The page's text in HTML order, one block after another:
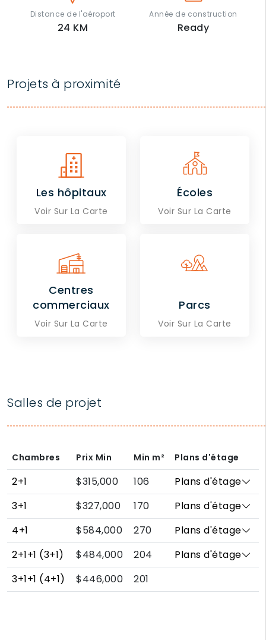
Distance de l'aéroport
24 KM
Année de construction
Ready
Projets à proximité
Les hôpitaux
Voir Sur La Carte
Écoles
Voir Sur La Carte
Centres
commerciaux
Voir Sur La Carte
Parcs
Voir Sur La Carte
Salles de projet
Chambres Prix Min Min m² Plans d'étage
2+1 $315,000 106
Plans d'étage
3+1
$327,000 170
Plans d'étage
4+1
$584,000 270
Plans d'étage
2+1+1 (3+1)
$484,000 204
Plans d'étage
3+1+1 (4+1)
$446,000 201